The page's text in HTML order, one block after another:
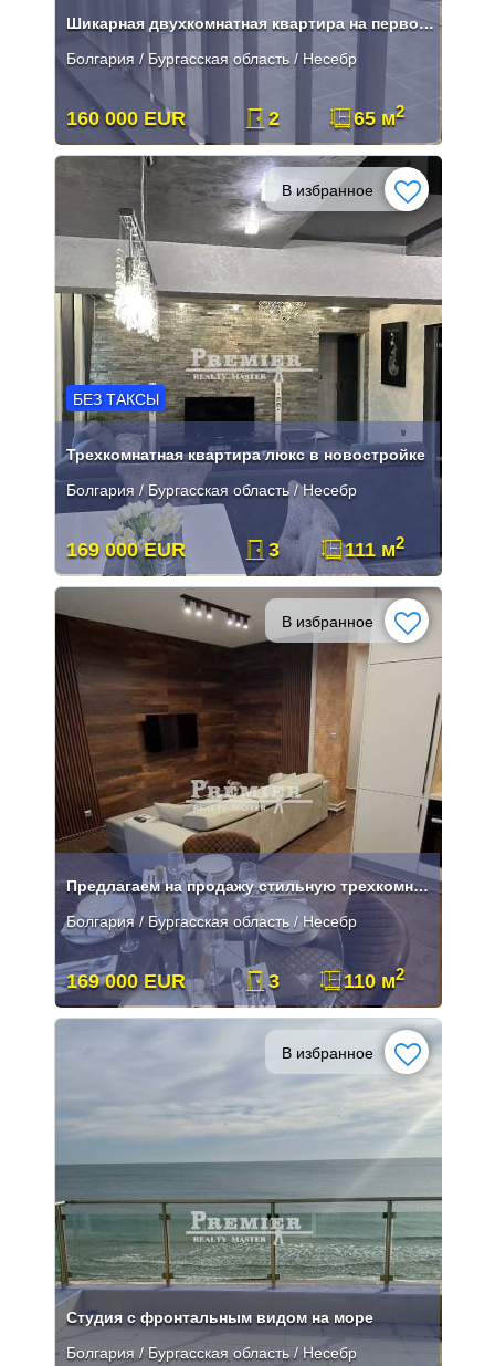
Шикарная двухкомнатная квартира на первой линии в Несебре
Болгария / Бургасская область / Несебр
160 000 EUR 2 65 м2
В избранное
БЕЗ ТАКСЫ
Трехкомнатная квартира люкс в новостройке
Болгария / Бургасская область / Несебр
169 000 EUR 3 111 м2
В избранное
Предлагаем на продажу стильную трехкомнатную квартира
Болгария / Бургасская область / Несебр
169 000 EUR 3 110 м2
В избранное
Студия с фронтальным видом на море
Болгария / Бургасская область / Несебр